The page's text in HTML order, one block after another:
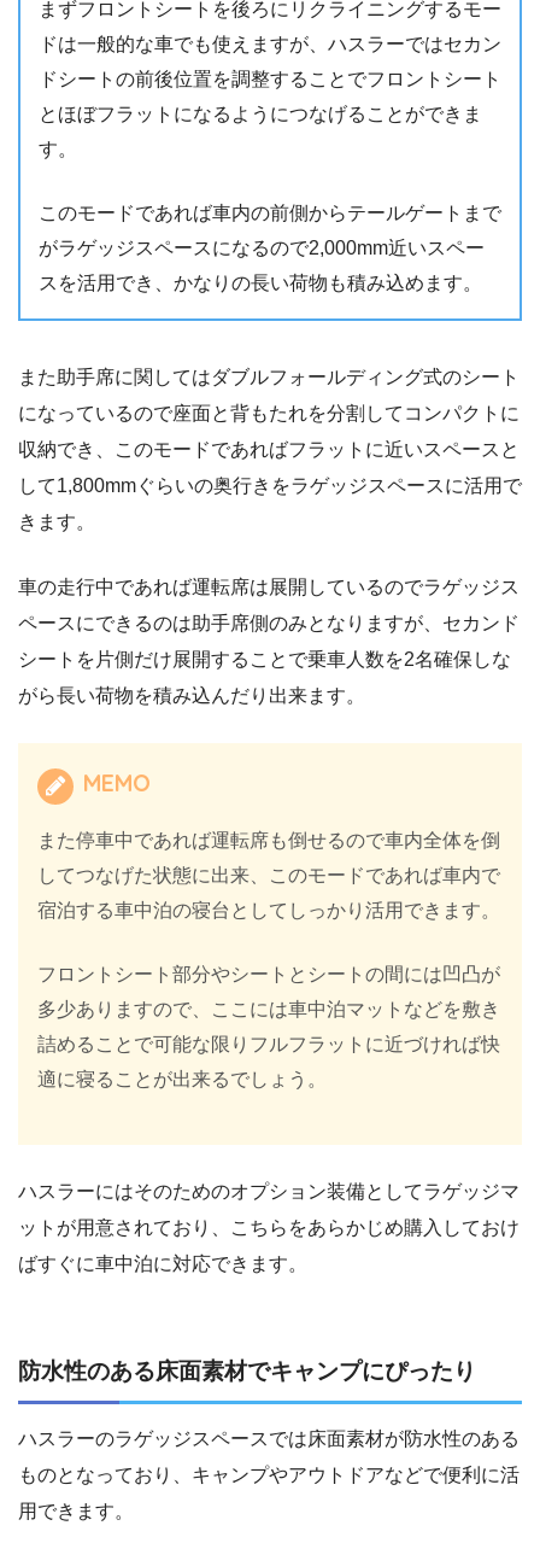
まずフロントシートを後ろにリクライニングするモー
ドは一般的な車でも使えますが、ハスラーではセカン
ドシートの前後位置を調整することでフロントシート
とほぼフラットになるようにつなげることができま
す。
このモードであれば車内の前側からテールゲートまで
がラゲッジスペースになるので2,000mm近いスペー
スを活用でき、かなりの長い荷物も積み込めます。
また助手席に関してはダブルフォールディング式のシート
になっているので座面と背もたれを分割してコンパクトに
収納でき、このモードであればフラットに近いスペースと
して1,800mmぐらいの奥行きをラゲッジスペースに活用で
きます。
車の走行中であれば運転席は展開しているのでラゲッジス
ペースにできるのは助手席側のみとなりますが、セカンド
シートを片側だけ展開することで乗車人数を2名確保しな
がら長い荷物を積み込んだり出来ます。
MEMO
また停車中であれば運転席も倒せるので車内全体を倒
してつなげた状態に出来、このモードであれば車内で
宿泊する車中泊の寝台としてしっかり活用できます。
フロントシート部分やシートとシートの間には凹凸が
多少ありますので、ここには車中泊マットなどを敷き
詰めることで可能な限りフルフラットに近づければ快
適に寝ることが出来るでしょう。
ハスラーにはそのためのオプション装備としてラゲッジマ
ットが用意されており、こちらをあらかじめ購入しておけ
ばすぐに車中泊に対応できます。
防水性のある床面素材でキャンプにぴったり
ハスラーのラゲッジスペースでは床面素材が防水性のある
ものとなっており、キャンプやアウトドアなどで便利に活
用できます。